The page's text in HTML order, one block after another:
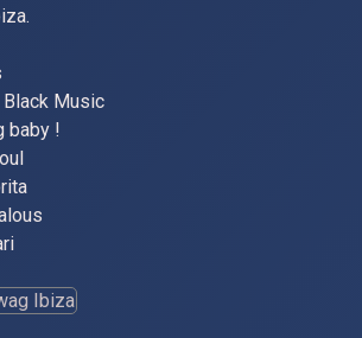
Music
baby !
Ibiza